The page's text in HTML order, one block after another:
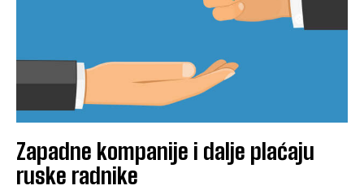
Zapadne kompanije i dalje plaćaju
ruske radnike